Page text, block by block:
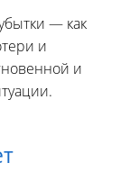
— как
и
и